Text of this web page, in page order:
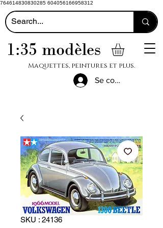
764614830830285 604056166958312
1:35 modèles
Maquettes, peintures et plus.
Se connecter
SKU : 24136